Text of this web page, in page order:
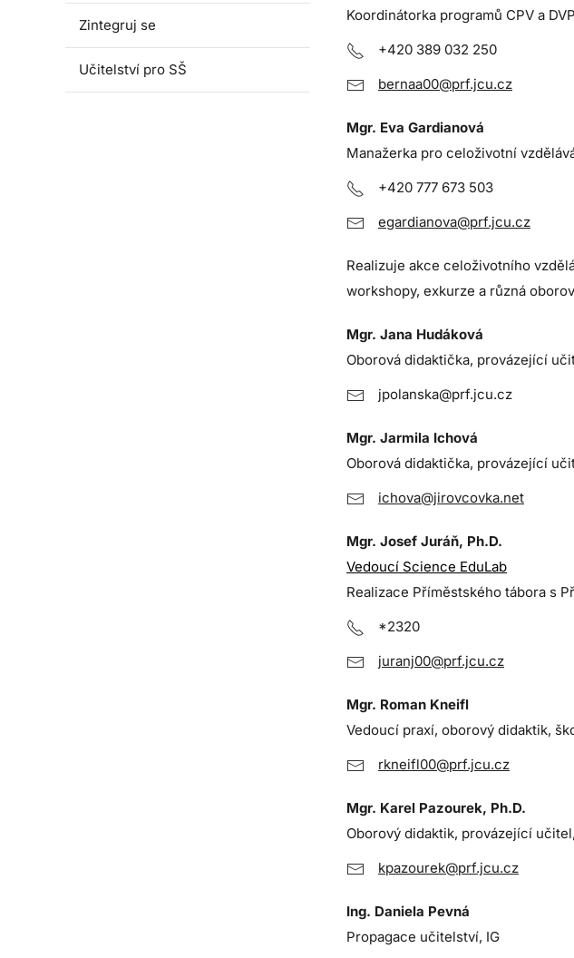
Zintegruj se
Učitelství pro SŠ
Koordinátorka programů CPV a
+420 389 032 250
bernaa00@prf.jcu.cz
Mgr. Eva Gardianová
Manažerka pro celoživotní
+420 777 673 503
egardianova@prf.jcu.cz
Realizuje akce celoživotního
workshopy, exkurze a různá
Mgr. Jana Hudáková
Oborová didaktička, provázející
jpolanska@prf.jcu.cz
Mgr. Jarmila Ichová
Oborová didaktička, provázející
ichova@jirovcovka.net
Mgr. Josef Juráň, Ph.D.
Vedoucí Science EduLab
Realizace Příměstského tábora s
*2320
juranj00@prf.jcu.cz
Mgr. Roman Kneifl
Vedoucí praxí, oborový didaktik,
rkneifl00@prf.jcu.cz
Mgr. Karel Pazourek, Ph.D.
Oborový didaktik, provázející
kpazourek@prf.jcu.cz
Ing. Daniela Pevná
Propagace učitelství, IG